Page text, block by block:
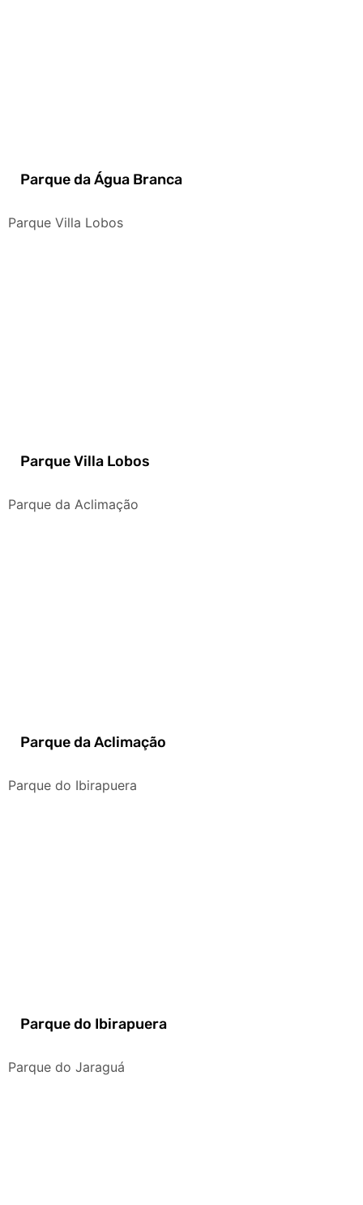
Parque da Água Branca
Parque Villa Lobos
Parque Villa Lobos
Parque da Aclimação
Parque da Aclimação
Parque do Ibirapuera
Parque do Ibirapuera
Parque do Jaraguá